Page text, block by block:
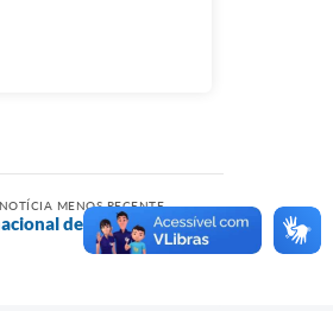
NOTÍCIA MENOS RECENTE
de Educação